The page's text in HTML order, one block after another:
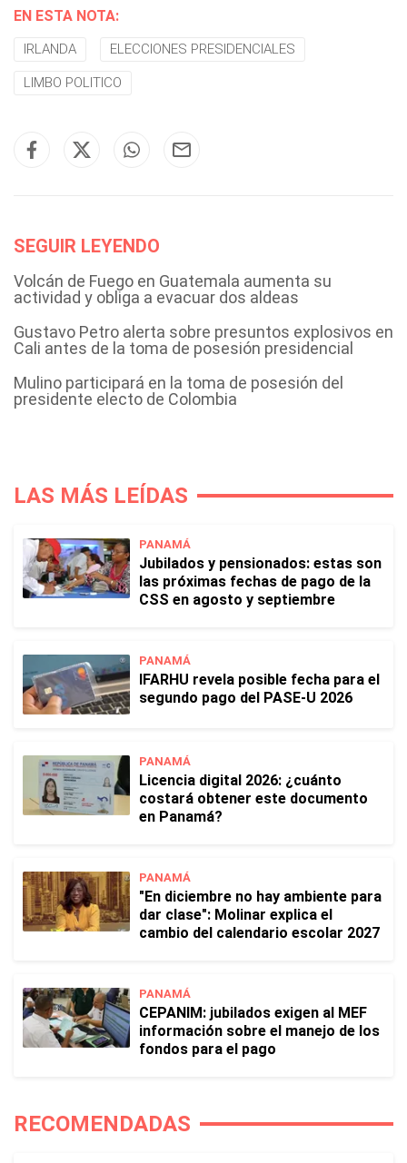
EN ESTA NOTA:
IRLANDA ELECCIONES PRESIDENCIALES
LIMBO POLITICO
SEGUIR LEYENDO
Volcán de Fuego en Guatemala aumenta su
actividad y obliga a evacuar dos aldeas
Gustavo Petro alerta sobre presuntos explosivos en
Cali antes de la toma de posesión presidencial
Mulino participará en la toma de posesión del
presidente electo de Colombia
LAS MÁS LEÍDAS
PANAMÁ
Jubilados y pensionados: estas son
las próximas fechas de pago de la
CSS en agosto y septiembre
PANAMÁ
IFARHU revela posible fecha para el
segundo pago del PASE-U 2026
PANAMÁ
Licencia digital 2026: ¿cuánto
costará obtener este documento
en Panamá?
PANAMÁ
"En diciembre no hay ambiente para
dar clase": Molinar explica el
cambio del calendario escolar 2027
PANAMÁ
CEPANIM: jubilados exigen al MEF
información sobre el manejo de los
fondos para el pago
RECOMENDADAS